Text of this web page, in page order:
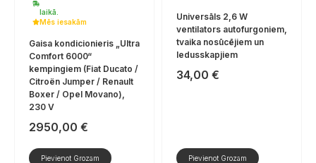
laikā.
Mēs iesakām
Gaisa kondicionieris „Ultra
Comfort 6000“
kempingiem (Fiat Ducato /
Citroën Jumper / Renault
Boxer / Opel Movano),
230 V
2950,00 €
Pievienot Grozam
Universāls 2,6 W
ventilators autofurgoniem,
tvaika nosūcējiem un
ledusskapjiem
34,00 €
Pievienot Grozam